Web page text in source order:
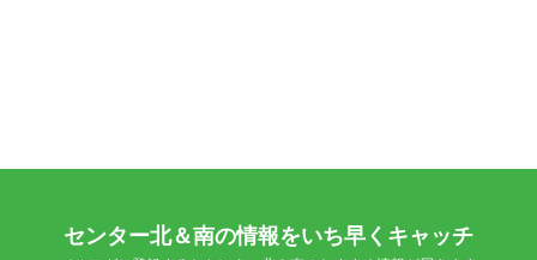
センター北＆南の情報をいち早くキャッチ